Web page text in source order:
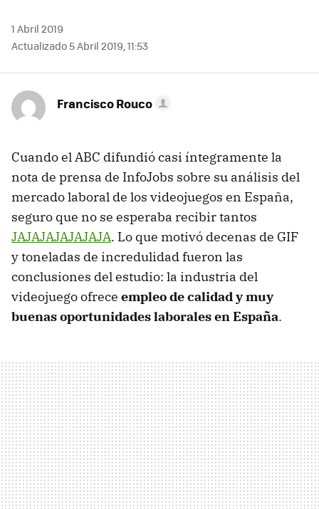
1 Abril 2019
Actualizado 5 Abril 2019, 11:53
Francisco Rouco
Cuando el ABC difundió casi íntegramente la
nota de prensa de InfoJobs sobre su análisis del
mercado laboral de los videojuegos en España,
seguro que no se esperaba recibir tantos
JAJAJAJAJAJAJA. Lo que motivó decenas de GIF
y toneladas de incredulidad fueron las
conclusiones del estudio: la industria del
videojuego ofrece empleo de calidad y muy
buenas oportunidades laborales en España.